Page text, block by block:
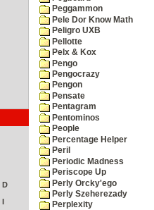
D
I
Peggammon
Pele Dor Know Math
Peligro UXB
Pellotte
Pelx & Kox
Pengo
Pengocrazy
Pengon
Pensate
Pentagram
Pentominos
People
Percentage Helper
Peril
Periodic Madness
Periscope Up
Perly Orcky'ego
Perly Szeherezady
Perplexity